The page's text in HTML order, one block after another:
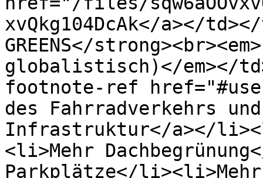
xvQkg104DcAk</a></
GREENS</
globalistisch)</em></
footnote-ref
des Fahrradverkehrs und
Infrastruktur</a></
<li>Mehr
Parkplätze</